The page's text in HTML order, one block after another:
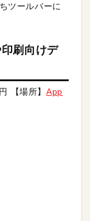
ツールバーに
刷向けデ
【場所】App